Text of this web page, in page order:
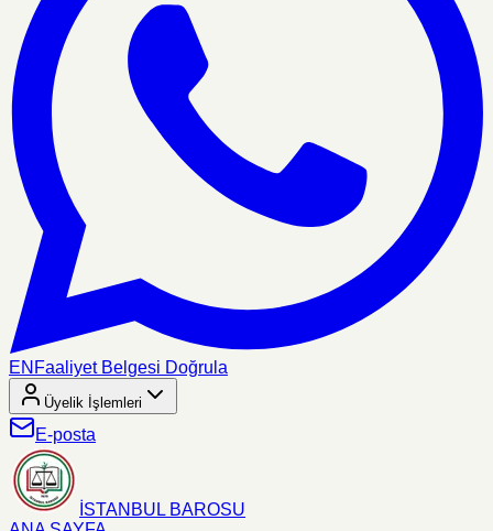
EN Faaliyet Belgesi Doğrula
Üyelik İşlemleri
E-posta
İSTANBUL BAROSU